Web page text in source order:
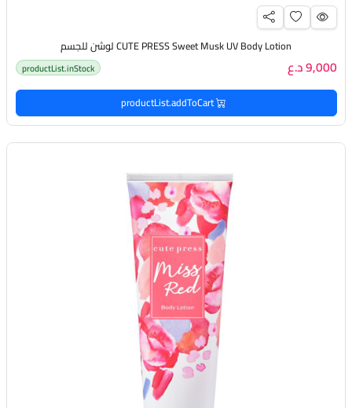
CUTE PRESS Sweet Musk UV Body Lotion لوشن للجسم
9,000 د.ع productList.inStock
productList.addToCart